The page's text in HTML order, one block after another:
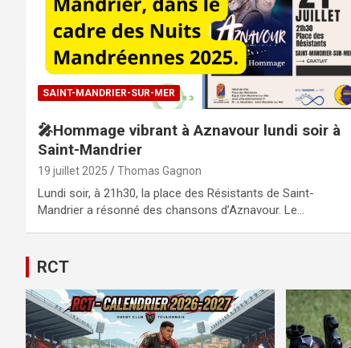
SAINT-MANDRIER-SUR-MER
🎤Hommage vibrant à Aznavour lundi soir à
Saint-Mandrier
19 juillet 2025 Thomas Gagnon
Lundi soir, à 21h30, la place des Résistants de Saint-
Mandrier a résonné des chansons d’Aznavour. Le…
RCT